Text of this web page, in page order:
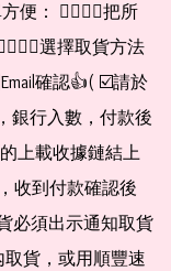
： 👉🏻👉🏻把所
選擇取貨方法
確認👍( ☑️請於
銀行入數，付款後
上載收據鏈結上
收到付款確認後
必須出示通知取貨
取貨，或用順豐速